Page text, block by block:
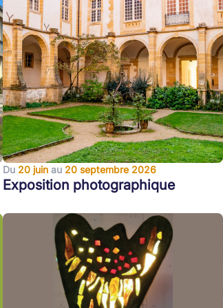
Du 20 juin au 20 septembre 2026
Exposition photographique